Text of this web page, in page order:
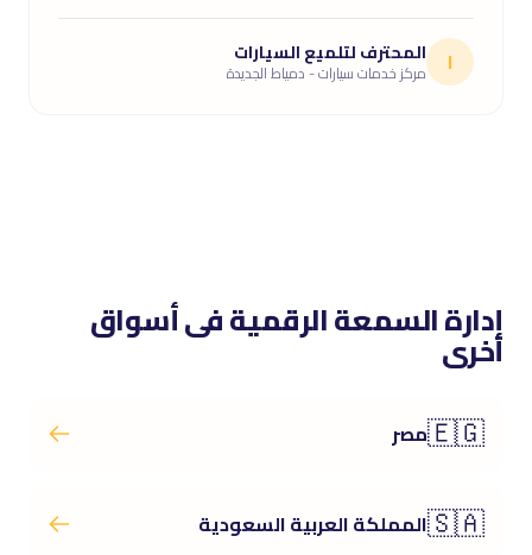
ا المحترف لتلميع السيارات
مركز خدمات سيارات - دمياط الجديدة
إدارة السمعة الرقمية فى أسواق
أخرى
🇪🇬مصر
🇸🇦المملكة العربية السعودية